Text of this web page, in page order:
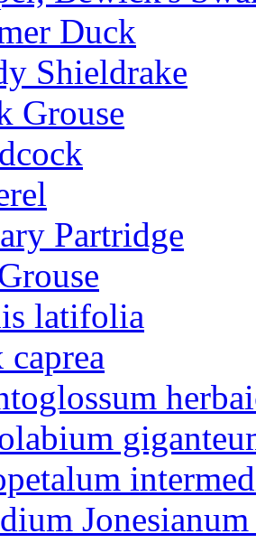
Duck
Shieldrake
Grouse
Partridge
latifolia
caprea